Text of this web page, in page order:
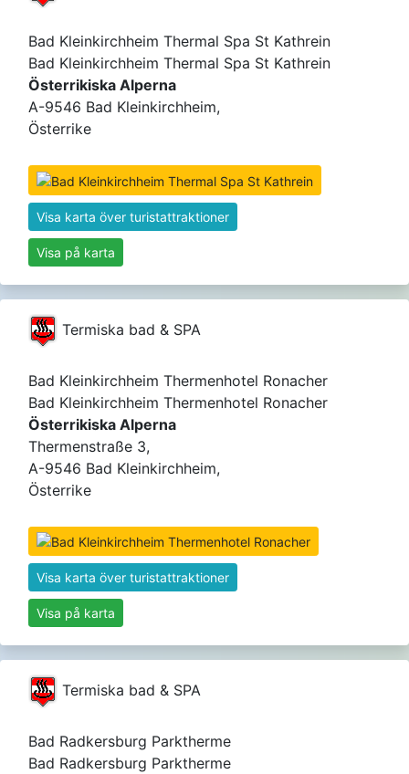
Bad Kleinkirchheim Thermal Spa St Kathrein
Bad Kleinkirchheim Thermal Spa St Kathrein
Österrikiska Alperna
A-9546 Bad Kleinkirchheim,
Österrike
Visa karta över turistattraktioner
Visa på karta
Termiska bad & SPA
Bad Kleinkirchheim Thermenhotel Ronacher
Bad Kleinkirchheim Thermenhotel Ronacher
Österrikiska Alperna
Thermenstraße 3,
A-9546 Bad Kleinkirchheim,
Österrike
Visa karta över turistattraktioner
Visa på karta
Termiska bad & SPA
Bad Radkersburg Parktherme
Bad Radkersburg Parktherme